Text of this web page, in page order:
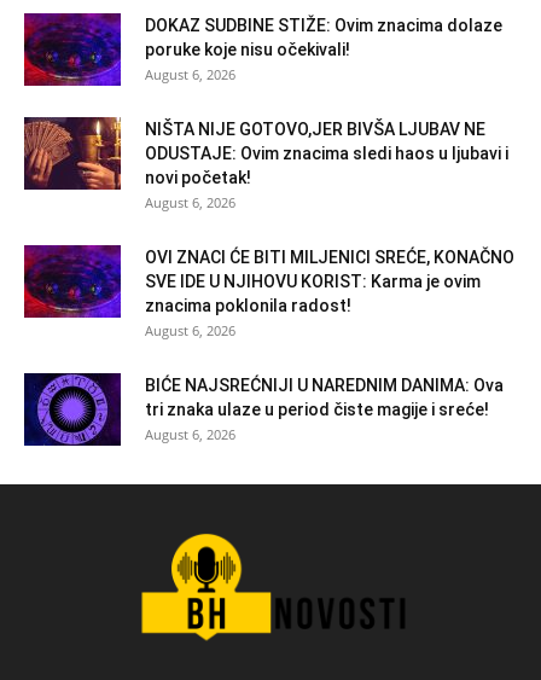
DOKAZ SUDBINE STIŽE: Ovim znacima dolaze
poruke koje nisu očekivali!
August 6, 2026
NIŠTA NIJE GOTOVO,JER BIVŠA LJUBAV NE
ODUSTAJE: Ovim znacima sledi haos u ljubavi i
novi početak!
August 6, 2026
OVI ZNACI ĆE BITI MILJENICI SREĆE, KONAČNO
SVE IDE U NJIHOVU KORIST: Karma je ovim
znacima poklonila radost!
August 6, 2026
BIĆE NAJSREĆNIJI U NAREDNIM DANIMA: Ova
tri znaka ulaze u period čiste magije i sreće!
August 6, 2026